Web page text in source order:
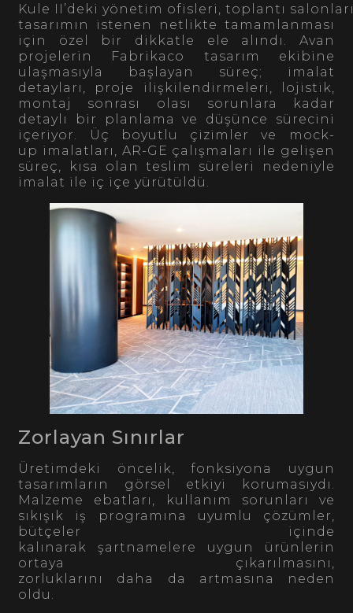
Kule II’deki yönetim ofisleri, toplantı
tasarımın istenen netlikte tamamlanması
için özel bir dikkatle ele alındı. Avan
projelerin Fabrikaco tasarım ekibine
ulaşmasıyla başlayan süreç; imalat
detayları, proje ilişkilendirmeleri, lojistik,
montaj sonrası olası sorunlara kadar
detaylı bir planlama ve düşünce sürecini
içeriyor. Üç boyutlu çizimler ve mock-
up imalatları, AR-GE çalışmaları ile gelişen
süreç, kısa olan teslim süreleri nedeniyle
imalat ile iç içe yürütüldü.
Zorlayan Sınırlar
Üretimdeki öncelik, fonksiyona uygun
tasarımların görsel etkiyi korumasıydı.
Malzeme ebatları, kullanım sorunları ve
sıkışık iş programına uyumlu çözümler,
bütçeler içinde
kalınarak şartnamelere uygun ürünlerin
ortaya çıkarılmasını,
zorluklarını daha da artmasına neden
oldu.